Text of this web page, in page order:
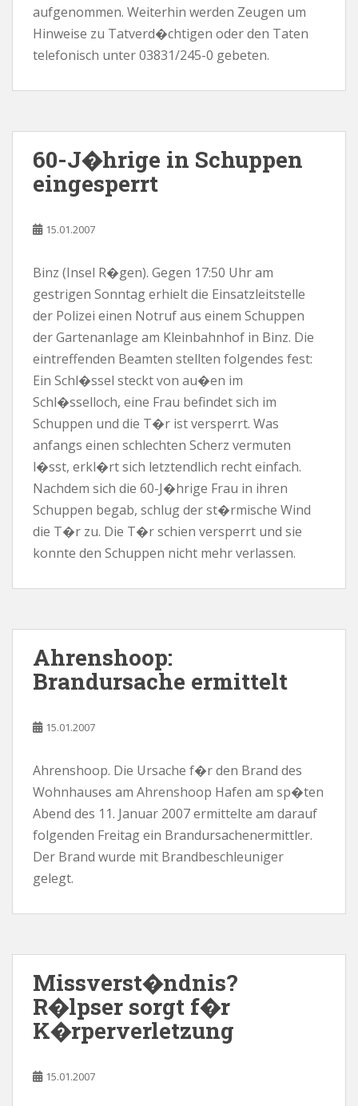
aufgenommen. Weiterhin werden Zeugen um
Hinweise zu Tatverd�chtigen oder den Taten
telefonisch unter 03831/245-0 gebeten.
60-J�hrige in Schuppen
eingesperrt
15.01.2007
Binz (Insel R�gen). Gegen 17:50 Uhr am
gestrigen Sonntag erhielt die Einsatzleitstelle
der Polizei einen Notruf aus einem Schuppen
der Gartenanlage am Kleinbahnhof in Binz. Die
eintreffenden Beamten stellten folgendes fest:
Ein Schl�ssel steckt von au�en im
Schl�sselloch, eine Frau befindet sich im
Schuppen und die T�r ist versperrt. Was
anfangs einen schlechten Scherz vermuten
l�sst, erkl�rt sich letztendlich recht einfach.
Nachdem sich die 60-J�hrige Frau in ihren
Schuppen begab, schlug der st�rmische Wind
die T�r zu. Die T�r schien versperrt und sie
konnte den Schuppen nicht mehr verlassen.
Ahrenshoop:
Brandursache ermittelt
15.01.2007
Ahrenshoop. Die Ursache f�r den Brand des
Wohnhauses am Ahrenshoop Hafen am sp�ten
Abend des 11. Januar 2007 ermittelte am darauf
folgenden Freitag ein Brandursachenermittler.
Der Brand wurde mit Brandbeschleuniger
gelegt.
Missverst�ndnis?
R�lpser sorgt f�r
K�rperverletzung
15.01.2007